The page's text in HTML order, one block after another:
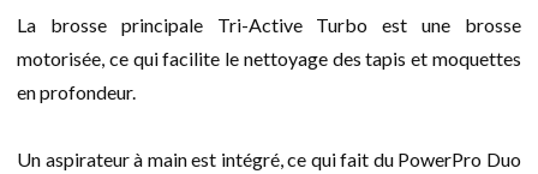
La brosse principale Tri-Active Turbo est une brosse
motorisée, ce qui facilite le nettoyage des tapis et moquettes
en profondeur.
Un aspirateur à main est intégré, ce qui fait du PowerPro Duo